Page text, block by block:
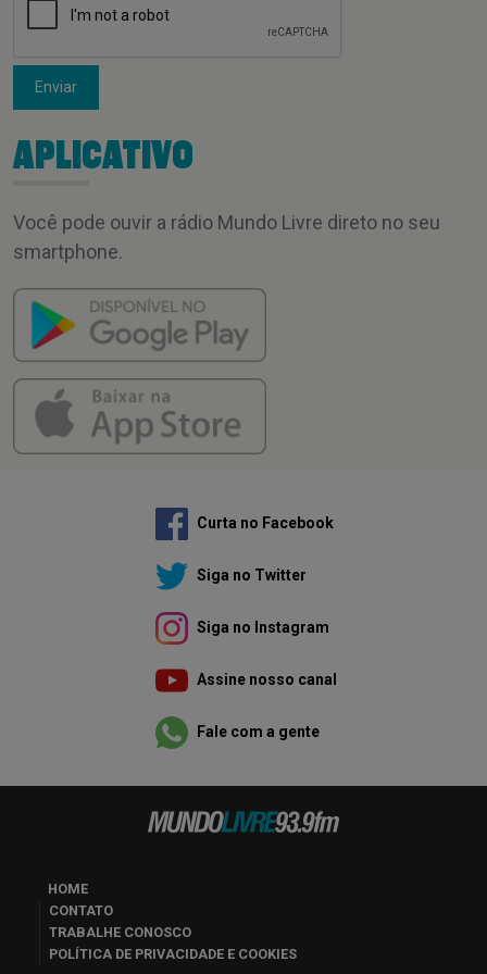
Enviar
APLICATIVO
Você pode ouvir a rádio Mundo Livre direto no seu
smartphone.
Curta no Facebook
Siga no Twitter
Siga no Instagram
Assine nosso canal
Fale com a gente
HOME
CONTATO
TRABALHE CONOSCO
POLÍTICA DE PRIVACIDADE E COOKIES